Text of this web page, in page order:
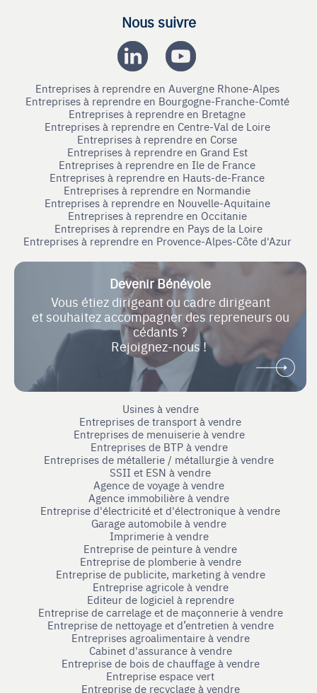
Nous suivre
Entreprises à reprendre en Auvergne Rhone-Alpes
Entreprises à reprendre en Bourgogne-Franche-Comté
Entreprises à reprendre en Bretagne
Entreprises à reprendre en Centre-Val de Loire
Entreprises à reprendre en Corse
Entreprises à reprendre en Grand Est
Entreprises à reprendre en Ile de France
Entreprises à reprendre en Hauts-de-France
Entreprises à reprendre en Normandie
Entreprises à reprendre en Nouvelle-Aquitaine
Entreprises à reprendre en Occitanie
Entreprises à reprendre en Pays de la Loire
Entreprises à reprendre en Provence-Alpes-Côte d'Azur
Devenir Bénévole
Vous étiez dirigeant ou cadre dirigeant
et souhaitez accompagner des repreneurs ou
cédants ?
Rejoignez-nous !
Usines à vendre
Entreprises de transport à vendre
Entreprises de menuiserie à vendre
Entreprises de BTP à vendre
Entreprises de métallerie / métallurgie à vendre
SSII et ESN à vendre
Agence de voyage à vendre
Agence immobilière à vendre
Entreprise d'électricité et d'électronique à vendre
Garage automobile à vendre
Imprimerie à vendre
Entreprise de peinture à vendre
Entreprise de plomberie à vendre
Entreprise de publicite, marketing à vendre
Entreprise agricole à vendre
Editeur de logiciel à reprendre
Entreprise de carrelage et de maçonnerie à vendre
Entreprise de nettoyage et d’entretien à vendre
Entreprises agroalimentaire à vendre
Cabinet d'assurance à vendre
Entreprise de bois de chauffage à vendre
Entreprise espace vert
Entreprise de recyclage à vendre